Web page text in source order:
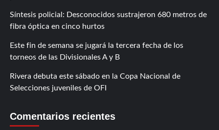
Síntesis policial: Desconocidos sustrajeron 680 metros de
fibra óptica en cinco hurtos
Este fin de semana se jugará la tercera fecha de los
torneos de las Divisionales A y B
Rivera debuta este sábado en la Copa Nacional de
Selecciones juveniles de OFI
Comentarios recientes